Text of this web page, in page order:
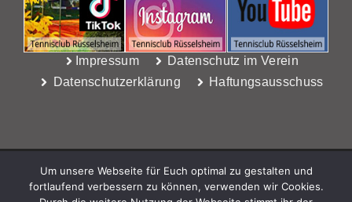
Impressum
Datenschutz im Verein
Datenschutzerklärung
Haftungsausschuss
Um unsere Webseite für Euch optimal zu gestalten und
fortlaufend verbessern zu können, verwenden wir Cookies.